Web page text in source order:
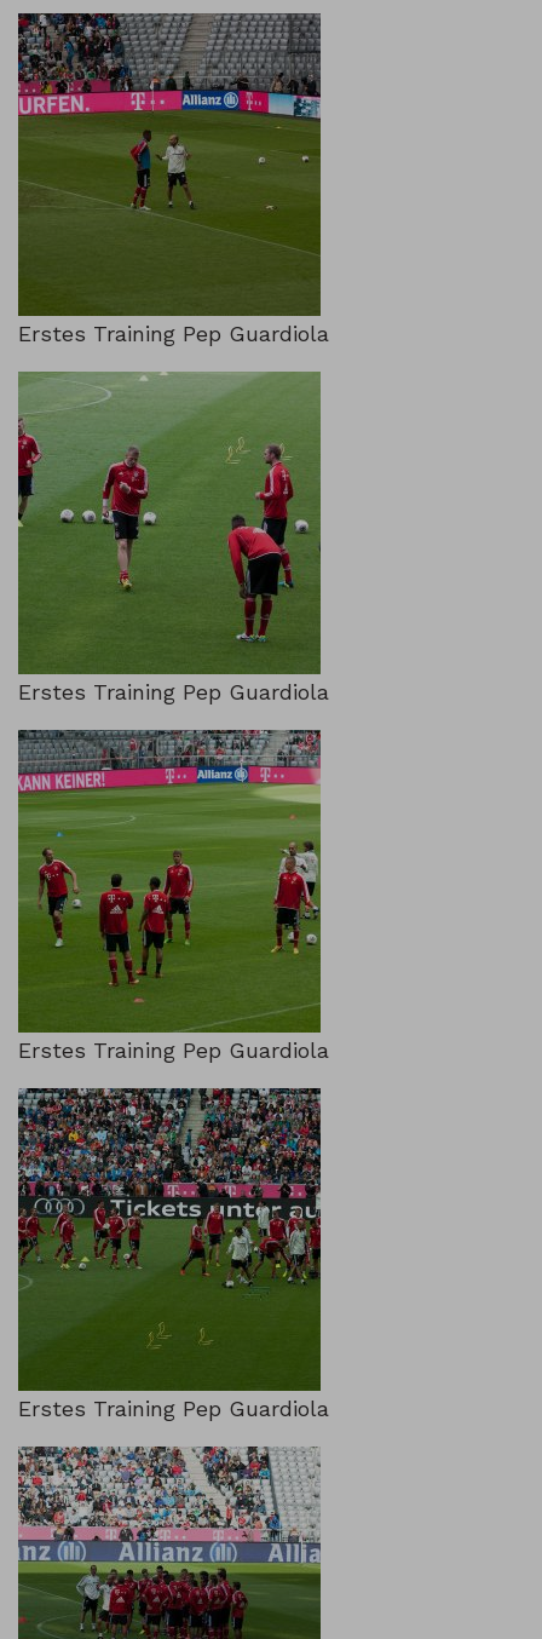
Erstes Training Pep Guardiola
Erstes Training Pep Guardiola
Erstes Training Pep Guardiola
Erstes Training Pep Guardiola